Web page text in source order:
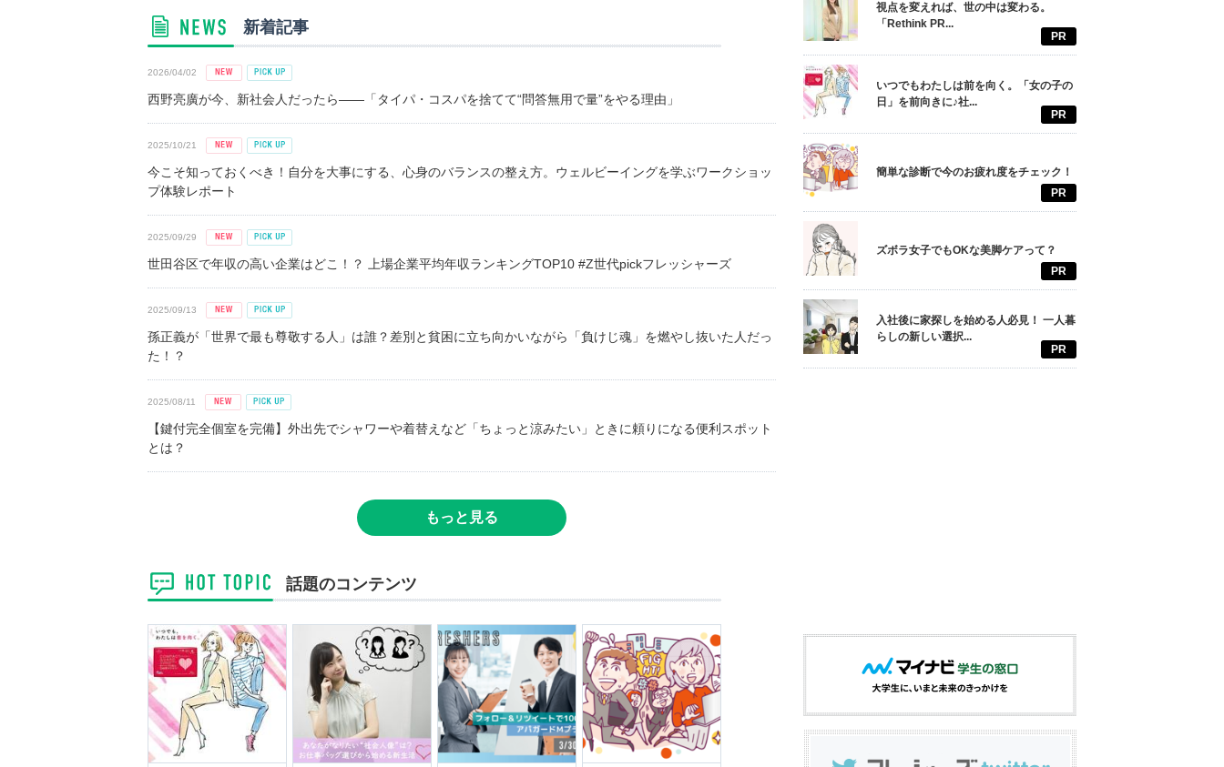
新着記事
2026/04/02
西野亮廣が今、新社会人だったら――「タイパ・コスパを捨てて“問答無用で量”をやる理由」
2025/10/21
今こそ知っておくべき！自分を大事にする、心身のバランスの整え方。ウェルビーイングを学ぶワークショッ
プ体験レポート
2025/09/29
世田谷区で年収の高い企業はどこ！？ 上場企業平均年収ランキングTOP10 #Z世代pickフレッシャーズ
2025/09/13
孫正義が「世界で最も尊敬する人」は誰？差別と貧困に立ち向かいながら「負けじ魂」を燃やし抜いた人だっ
た！？
2025/08/11
【鍵付完全個室を完備】外出先でシャワーや着替えなど「ちょっと涼みたい」ときに頼りになる便利スポット
とは？
もっと見る
話題のコンテンツ
視点を変えれば、世の中は変わる。
「Rethink PR...
PR
いつでもわたしは前を向く。「女の子の
日」を前向きに♪社...
PR
簡単な診断で今のお疲れ度をチェック！
PR
ズボラ女子でもOKな美脚ケアって？
PR
入社後に家探しを始める人必見！ 一人暮
らしの新しい選択...
PR